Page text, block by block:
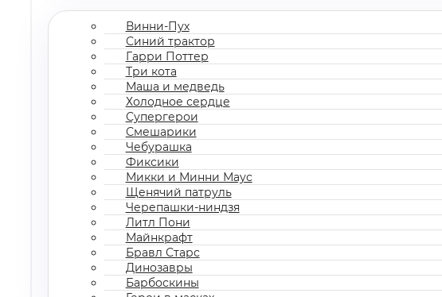
Винни-Пух
Синий трактор
Гарри Поттер
Три кота
Маша и медведь
Холодное сердце
Супергерои
Смешарики
Чебурашка
Фиксики
Микки и Минни Маус
Щенячий патруль
Черепашки-ниндзя
Литл Пони
Майнкрафт
Бравл Старс
Динозавры
Барбоскины